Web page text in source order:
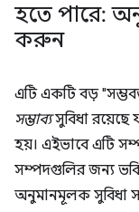
হতে পারে:
করুন
এটি একটি বড়
সম্ভাব্যসুবিধা রয়েছে
হয়। এইভাবে এটি
সম্পদগুলির জন্য
অনুমানমূলক সুবিধা